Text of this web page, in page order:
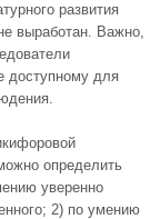
развития
выработан. Важно,
доступному для
определить
уверенно
2) по умению